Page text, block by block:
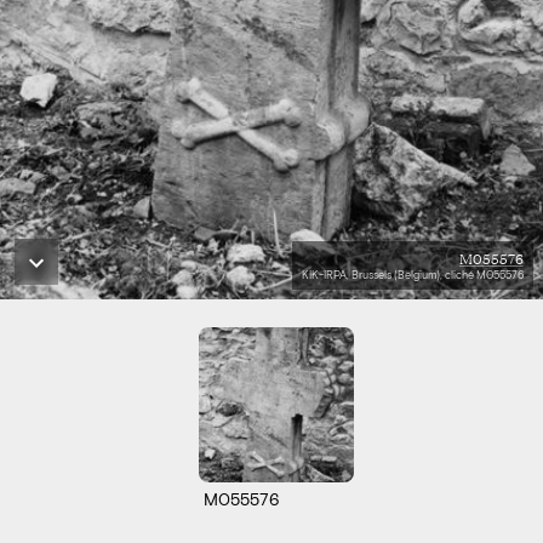
M055576
KIK-IRPA, Brussels (Belgium), cliché M055576
M055576